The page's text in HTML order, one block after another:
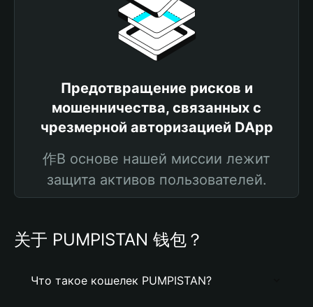
Предотвращение рисков и
мошенничества, связанных с
чрезмерной авторизацией DApp
作В основе нашей миссии лежит
защита активов пользователей.
关于 PUMPISTAN 钱包？
Что такое кошелек PUMPISTAN?